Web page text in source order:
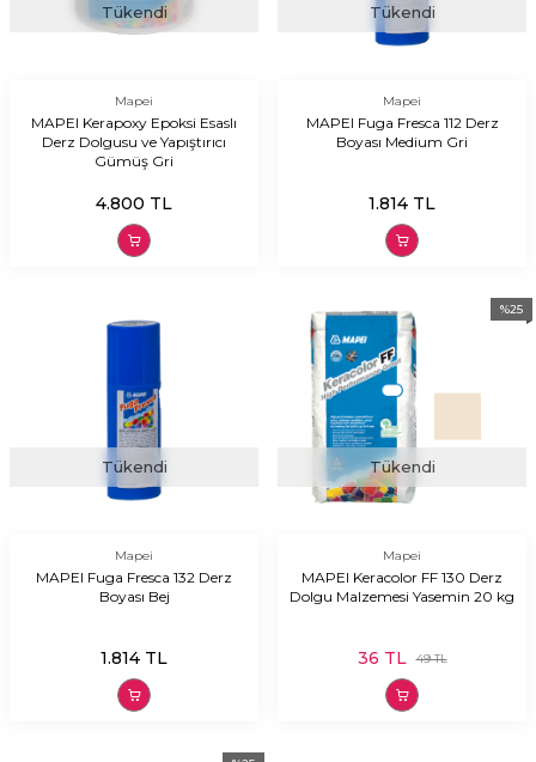
Tükendi
Mapei
MAPEI Kerapoxy Epoksi Esaslı
Derz Dolgusu ve Yapıştırıcı
Gümüş Gri
4.800 TL
Tükendi
Mapei
MAPEI Fuga Fresca 112 Derz
Boyası Medium Gri
1.814 TL
Tükendi
Mapei
MAPEI Fuga Fresca 132 Derz
Boyası Bej
1.814 TL
Tükendi
%25
Mapei
MAPEI Keracolor FF 130 Derz
Dolgu Malzemesi Yasemin 20 kg
49TL
36 TL